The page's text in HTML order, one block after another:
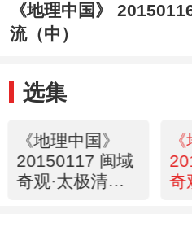
《地理中国》
流（中）
选集
《地理中国》
20150117 闽域
奇观·太极清流
奇